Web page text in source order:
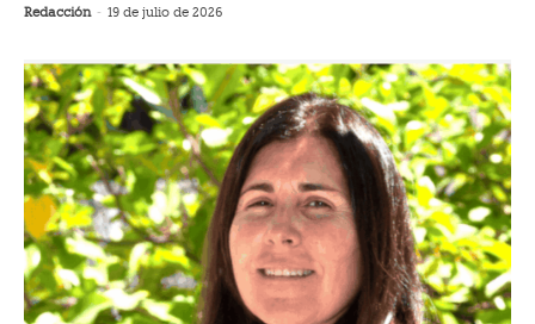
Redacción - 19 de julio de 2026